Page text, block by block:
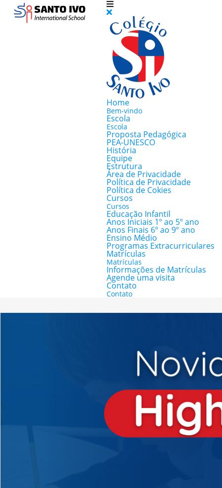
Home
Bem-vindo
Escola
Escola
Proposta Pedagógica
PEA-UNESCO
História
Equipe
Estrutura
Área de Privacidade
Política de Privacidade
Política de Cokies
Cursos
Cursos
Educação Infantil
Anos Iniciais 1º ao 5º ano
Anos Finais 6º ao 9º ano
Ensino Médio
Programas Extracurriculares
Matrículas
Matrículas
Informações de Matrículas
Agende uma visita
Contato
Contato